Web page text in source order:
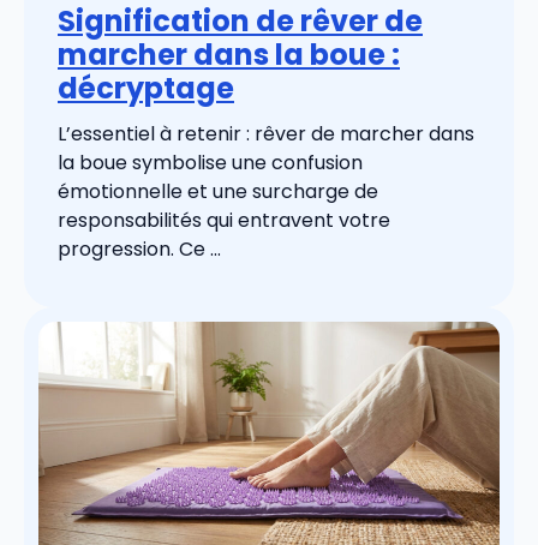
Signification de rêver de
marcher dans la boue :
décryptage
L’essentiel à retenir : rêver de marcher dans
la boue symbolise une confusion
émotionnelle et une surcharge de
responsabilités qui entravent votre
progression. Ce ...